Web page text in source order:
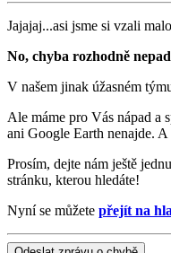
Jajajaj...asi jsme si vzali
No, chyba rozhodně
V našem jinak úžasném
Ale máme pro Vás nápad a
ani Google Earth nenajde.
Prosím, dejte nám ještě
stránku, kterou hledáte!
Nyní se můžete přejít na